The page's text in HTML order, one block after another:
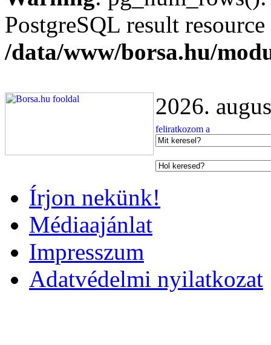
PostgreSQL result
/data/www/borsa.hu/
2026.
Írjon nekünk!
Médiaajánlat
Impresszum
Adatvédelmi nyilatkozat